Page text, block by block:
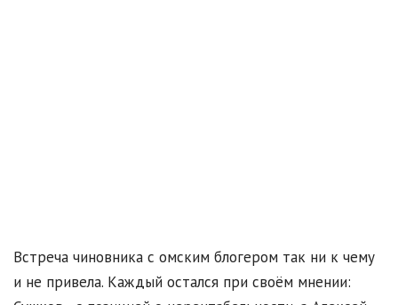
Встреча чиновника с омским блогером так ни к чему
и не привела. Каждый остался при своём мнении: